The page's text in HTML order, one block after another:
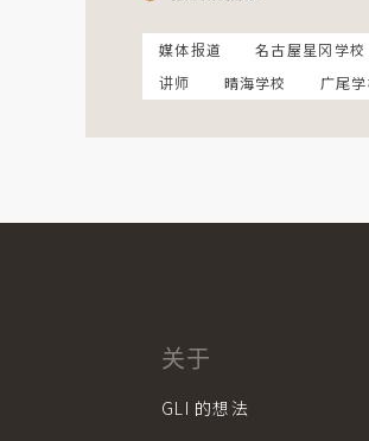
媒体报道 名古屋星冈学校
讲师
晴海学校 广尾
关于
GLI 的想法